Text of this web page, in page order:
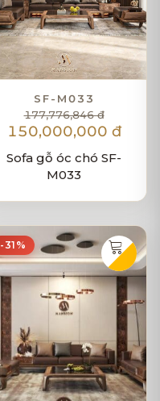
SF-M033
177,776,846 đ
150,000,000 đ
Sofa gỗ óc chó SF-
M033
-31%